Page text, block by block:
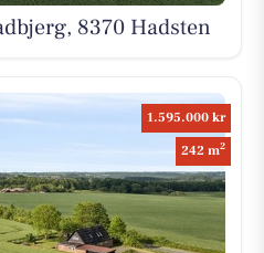
8370 Hadsten
1.595.000 kr
242 m2